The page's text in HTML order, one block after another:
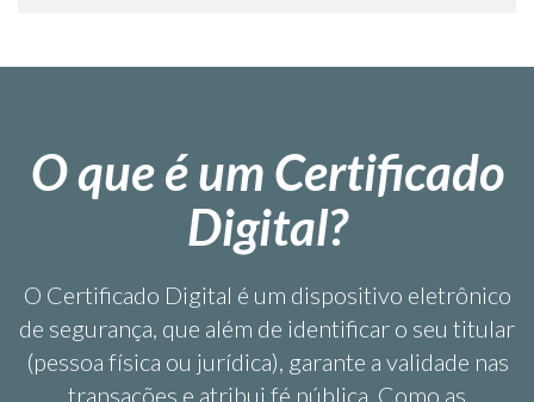
O que é um Certificado
Digital?
O Certificado Digital é um dispositivo eletrônico
de segurança, que além de identificar o seu titular
(pessoa física ou jurídica), garante a validade nas
transações e atribui fé pública. Como as